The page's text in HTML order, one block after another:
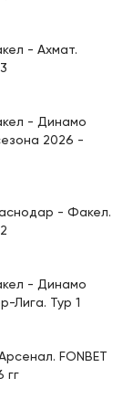
- Ахмат.
- Динамо
2026 -
- Факел.
- Динамо
Лига. Тур 1
FONBET
гг